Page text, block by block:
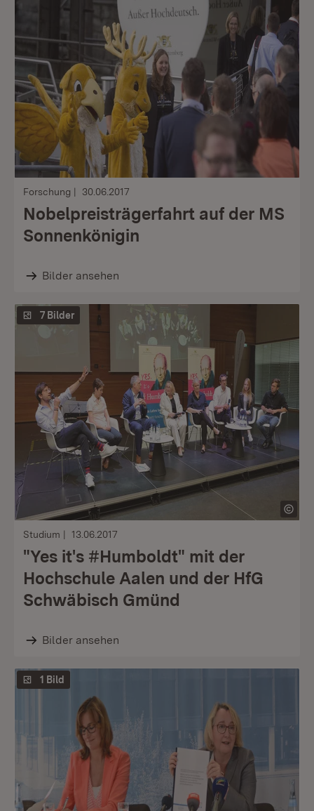
Forschung 30.06.2017
Nobelpreisträgerfahrt auf der MS
Sonnenkönigin
Bilder ansehen
7 Bilder
Studium 13.06.2017
"Yes it's #Humboldt" mit der
Hochschule Aalen und der HfG
Schwäbisch Gmünd
Bilder ansehen
1 Bild